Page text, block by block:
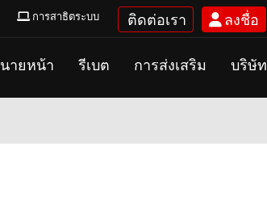
นายหน้า รีเบต การส่งเสริม บริษั
การสาธิตระบบ ลงชื่อ
ติดต่อเรา